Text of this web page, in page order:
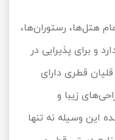
هتل‌ها، رستوران‌ها،
و برای پذیرایی در
قطری دارای
زیبا و
وسیله نه تنها